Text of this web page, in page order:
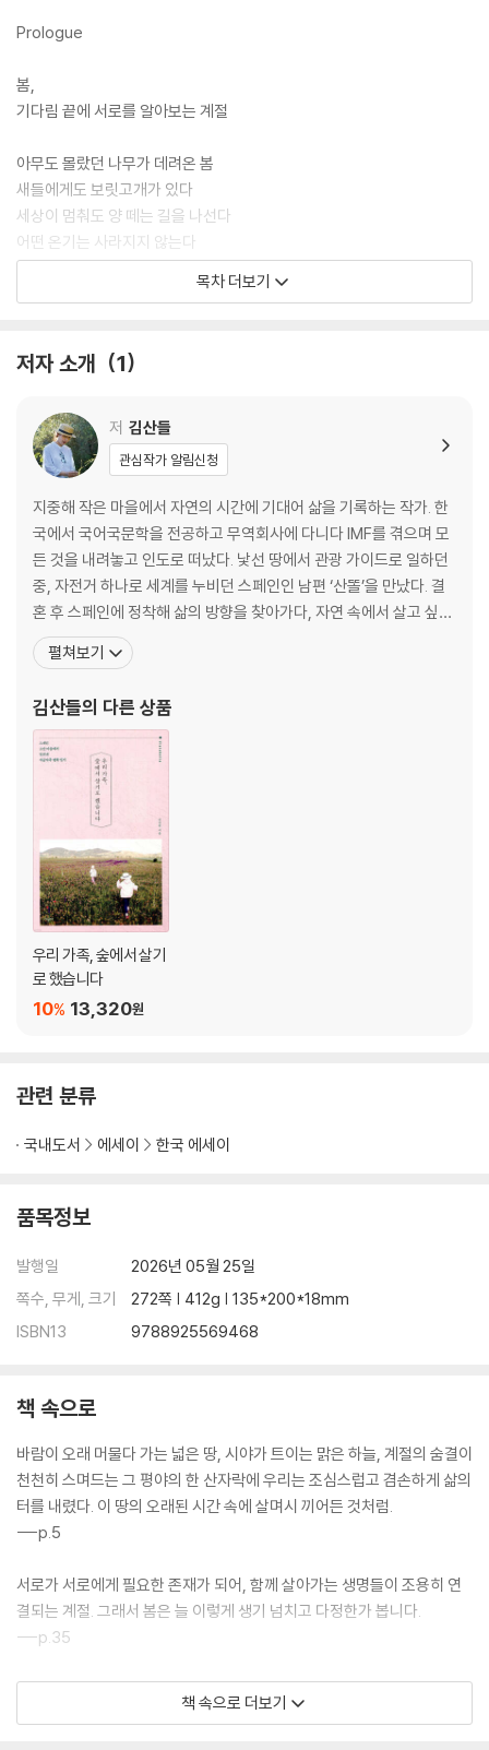
Prologue
봄,
기다림 끝에 서로를 알아보는 계절
아무도 몰랐던 나무가 데려온 봄
새들에게도 보릿고개가 있다
세상이 멈춰도 양 떼는 길을 나선다
어떤 온기는 사라지지 않는다
떠나보낸 것들의 안부
흰목대머리수리가 내려앉던 날
봄날의 들풀 밥상
여름,
뜨거울수록 더 깊이 뿌리내리는 계절
불과 함께 시작되는 스페인의 여름
고슴도치가 알려 준 것
고산 평야, 물의 법칙
발끝 아래의 세계
이 숲은 처음부터 푸르지 않았다
산속 아이들의 수영 도전기
남편의 고질병, 사람 좋아하기
수평선을 향해 나아가는 마음
쉽게 자란 건, 쉽게 사라지지
여름을 이겨 내는 맛, 가스파초
가을,
조금 덜 가져도 충분한 계절
가을 열매는 선착순
친애하는 사냥꾼 아저씨에게
점점 작아지는 우리들의 식탁
산드라의 블로그, 세상과 연결되다
고산에서 배운 버섯 요리
비워야 다시 타오를 수 있는 계절
장작이 타는 동안, 나에게 묻다
고객님, 발톱이 너무 길어요
그리움에서 시작된 손맛
못 가르친 게 아니라 기다린 것
나는 잘 지낸다는 주문
가지지 않아도 즐길 수 있다
오르막과 내리막
비스타베야의 겨울 수프
목차 더보기
저자 소개 1
저 김산들
관심작가 알림신청
지중해 작은 마을에서 자연의 시간에 기대어 삶을 기록하는 작가. 한
국에서 국어국문학을 전공하고 무역회사에 다니다 IMF를 겪으며 모
든 것을 내려놓고 인도로 떠났다. 낯선 땅에서 관광 가이드로 일하던
중, 자전거 하나로 세계를 누비던 스페인인 남편 ‘산똘’을 만났다. 결
혼 후 스페인에 정착해 삶의 방향을 찾아가다, 자연 속에서 살고 싶다
는 오랜 꿈을 따라 발렌시아 북서쪽 해발 1,200미터 비스타베야 평야
에 터를 잡았다. 폐허에 가까웠던 200년 된 돌집을 손수 고치고, 빗물
를 키웠다. 그 일상은 KBS 〈인간극장
펼쳐보기
김산들의 다른 상품
우리 가족, 숲에서 살기
로 했습니다
13,320원
10%
관련 분류
국내도서 에세이 한국 에세이
품목정보
발행일
2026년 05월 25일
쪽수, 무게, 크기
272쪽 | 412g | 135*200*18mm
ISBN13
9788925569468
책 속으로
바람이 오래 머물다 가는 넓은 땅, 시야가 트이는 맑은 하늘, 계절의 숨결이
천천히 스며드는 그 평야의 한 산자락에 우리는 조심스럽고 겸손하게 삶의
터를 내렸다. 이 땅의 오래된 시간 속에 살며시 끼어든 것처럼.
---p.5
서로가 서로에게 필요한 존재가 되어, 함께 살아가는 생명들이 조용히 연
결되는 계절. 그래서 봄은 늘 이렇게 생기 넘치고 다정한가 봅니다.
---p.35
자연의 반응은 언제나 인간의 속도와 다릅니다.
책 속으로 더보기